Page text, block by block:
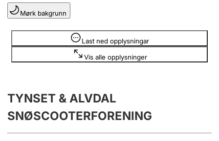
Lag og foreining
Registrere, endre, slette
Årsrekneskap
Innsending og forseinkingsgebyr
Mørk bakgrunn
Last ned opplysningar
Vis alle opplysninger
Opplysninger er skjult
TYNSET & ALVDAL
SNØSCOOTERFORENING